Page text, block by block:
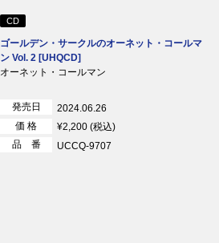
CD
ゴールデン・サークルのオーネット・コールマ
ン Vol. 2 [UHQCD]
オーネット・コールマン
発売日
2024.06.26
価 格
¥2,200 (税込)
品 番
UCCQ-9707